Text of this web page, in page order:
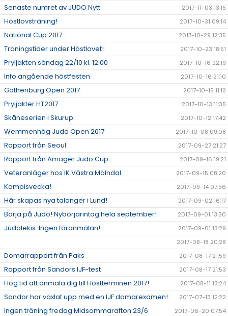
Senaste numret av JUDO Nytt 2017-11-03 13:15
Höstlovsträning! 2017-10-31 09:14
National Cup 2017 2017-10-29 12:35
Träningstider under Höstlovet! 2017-10-23 18:51
Pryljakten söndag 22/10 kl. 12.00 2017-10-16 22:19
Info angående höstfesten 2017-10-16 21:10
Gothenburg Open 2017 2017-10-15 11:12
Pryljakter HT2017 2017-10-13 11:35
Skåneserien i Skurup 2017-10-12 17:42
Wemmenhög Judo Open 2017 2017-10-08 09:08
Rapport från Seoul 2017-09-27 21:27
Rapport från Amager Judo Cup 2017-09-16 19:21
Veteranläger hos IK Västra Mölndal 2017-09-15 08:20
Kompisvecka! 2017-09-14 07:56
Här skapas nya talanger i Lund! 2017-09-02 16:17
Börja på Judo! Nybörjarintag hela september! 2017-09-01 13:30
Judolekis. Ingen föranmälan!
2017-09-01 13:29
2017-08-18 20:28
Domarrapport från Paks 2017-08-17 21:59
Rapport från Sandors IJF-test 2017-08-17 21:53
Hög tid att anmäla dig till Höstterminen 2017! 2017-08-11 13:24
Sandor har växlat upp med en IJF domarexamen! 2017-07-13 12:22
Ingen träning fredag Midsommarafton 23/6 2017-06-20 07:54